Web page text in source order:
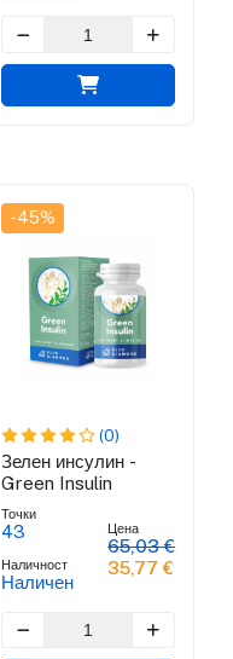
-45%
(0)
Зелен инсулин -
Green Insulin
Точки
43
Наличност
Наличен
Цена
65,03 €
35,77 €